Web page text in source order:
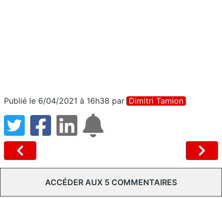
Publié le 6/04/2021 à 16h38 par Dimitri Tamion
ACCÉDER AUX 5 COMMENTAIRES